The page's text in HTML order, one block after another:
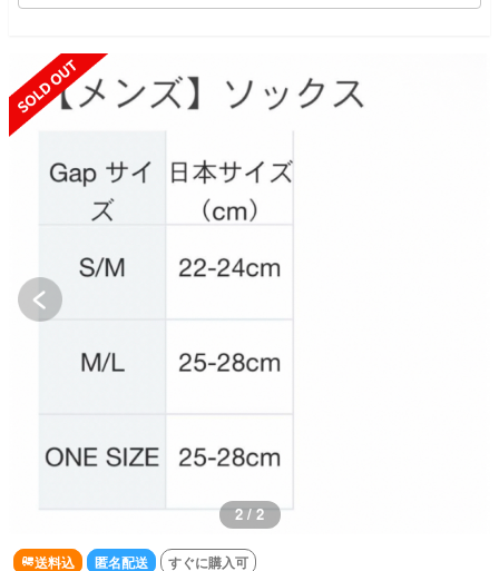
2 / 2
送料込 匿名配送 すぐに購入可